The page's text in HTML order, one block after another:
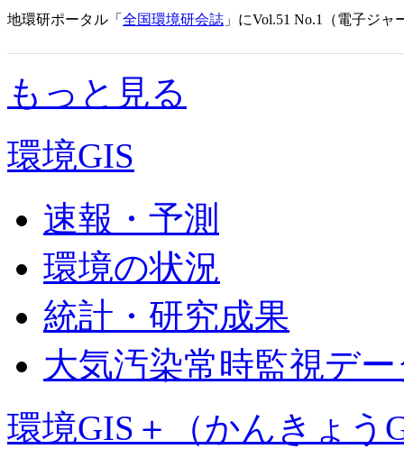
地環研ポータル「 全国環境研会誌 」にVol.51 No.1（電子ジ
もっと見る
環境GIS
速報・予測
環境の状況
統計・研究成果
大気汚染常時監視デ
環境GIS＋（かんきょう